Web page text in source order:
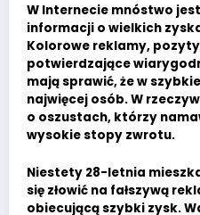
W Internecie mnóstwo
informacji o wielkich
Kolorowe reklamy,
potwierdzające
mają sprawić, że w
najwięcej osób. W
o oszustach, którzy
wysokie stopy zwrotu.
Niestety 28-letnia
się złowić na fałszywą
obiecującą szybki zysk.